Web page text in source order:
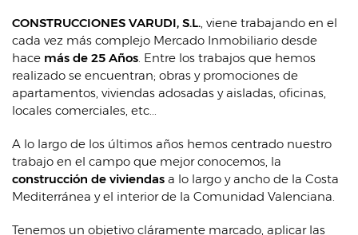
CONSTRUCCIONES VARUDI, S.L., viene trabajando en el
cada vez más complejo Mercado Inmobiliario desde
hace más de 25 Años. Entre los trabajos que hemos
realizado se encuentran; obras y promociones de
apartamentos, viviendas adosadas y aisladas, oficinas,
locales comerciales, etc...
A lo largo de los últimos años hemos centrado nuestro
trabajo en el campo que mejor conocemos, la
construcción de viviendas a lo largo y ancho de la Costa
Mediterránea y el interior de la Comunidad Valenciana.
Tenemos un objetivo cláramente marcado, aplicar las